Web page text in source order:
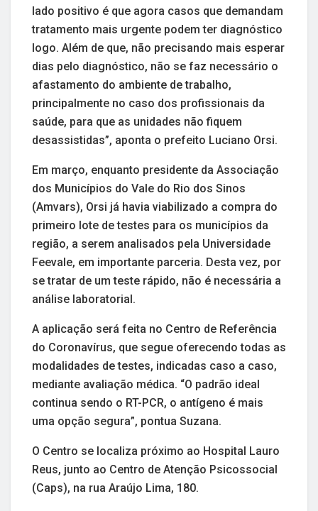
lado positivo é que agora casos que demandam
tratamento mais urgente podem ter diagnóstico
logo. Além de que, não precisando mais esperar
dias pelo diagnóstico, não se faz necessário o
afastamento do ambiente de trabalho,
principalmente no caso dos profissionais da
saúde, para que as unidades não fiquem
desassistidas”, aponta o prefeito Luciano Orsi.
Em março, enquanto presidente da Associação
dos Municípios do Vale do Rio dos Sinos
(Amvars), Orsi já havia viabilizado a compra do
primeiro lote de testes para os municípios da
região, a serem analisados pela Universidade
Feevale, em importante parceria. Desta vez, por
se tratar de um teste rápido, não é necessária a
análise laboratorial.
A aplicação será feita no Centro de Referência
do Coronavírus, que segue oferecendo todas as
modalidades de testes, indicadas caso a caso,
mediante avaliação médica. “O padrão ideal
continua sendo o RT-PCR, o antígeno é mais
uma opção segura”, pontua Suzana.
O Centro se localiza próximo ao Hospital Lauro
Reus, junto ao Centro de Atenção Psicossocial
(Caps), na rua Araújo Lima, 180.